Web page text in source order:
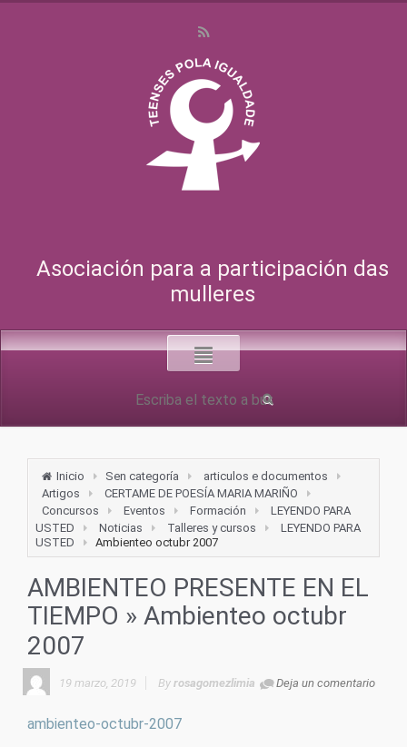
Asociación para a participación das
mulleres
Inicio Sen categoría
articulos e documentos
Artigos
CERTAME DE POESÍA MARIA MARIÑO
Concursos
Eventos Formación
LEYENDO PARA
USTED
Noticias Talleres y cursos
LEYENDO PARA
USTED
Ambienteo octubr 2007
AMBIENTEO PRESENTE EN EL
TIEMPO » Ambienteo octubr
2007
19 marzo, 2019 Deja un comentario
By rosagomezlimia
ambienteo-octubr-2007